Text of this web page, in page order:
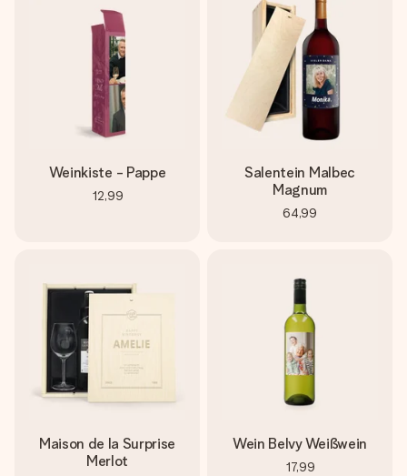
Weinkiste - Pappe
12,99
Salentein Malbec
Magnum
64,99
Maison de la Surprise
Merlot
Wein Belvy Weißwein
17,99